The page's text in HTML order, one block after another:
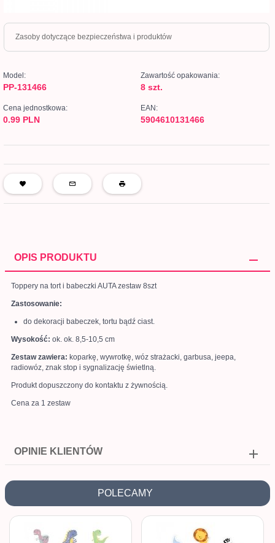
Zasoby dotyczące bezpieczeństwa i produktów
Model:
PP-131466
Zawartość opakowania:
8 szt.
Cena jednostkowa:
0.99 PLN
EAN:
5904610131466
OPIS PRODUKTU
Toppery na tort i babeczki AUTA zestaw 8szt
Zastosowanie:
do dekoracji babeczek, tortu bądź ciast.
Wysokość: ok. ok. 8,5-10,5 cm
Zestaw zawiera: koparkę, wywrotkę, wóz strażacki, garbusa, jeepa,
radiowóz, znak stop i sygnalizację świetlną.
Produkt dopuszczony do kontaktu z żywnością.
Cena za 1 zestaw
OPINIE KLIENTÓW
POLECAMY